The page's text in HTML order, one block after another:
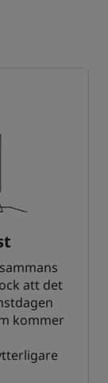
att det
kommer